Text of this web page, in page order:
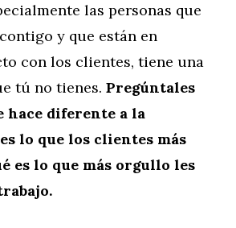
las personas que
y que están en
con los clientes, tiene una
tú no tienes. Pregúntales
hace diferente a la
lo que los clientes más
es lo que más orgullo les